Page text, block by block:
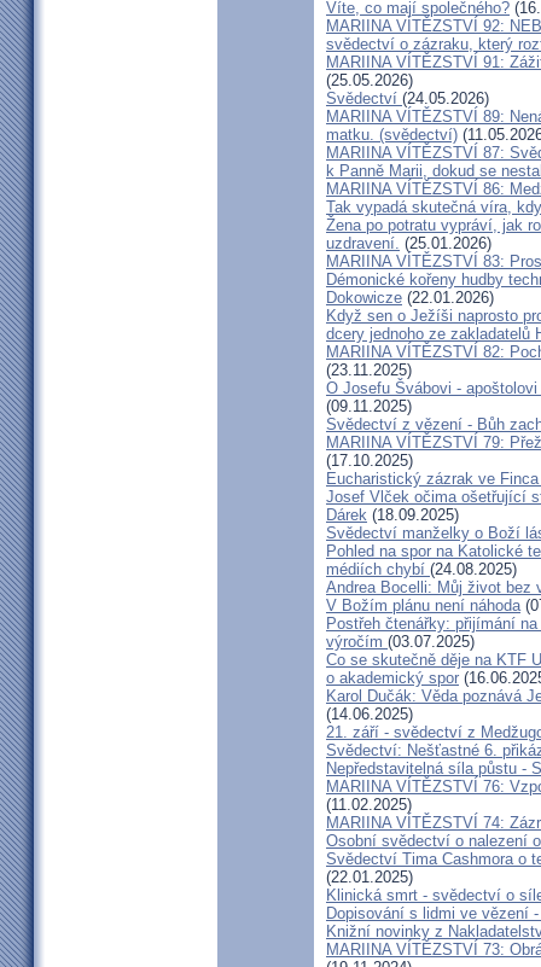
Víte, co mají společného?
MARIINA VÍTĚZSTVÍ 92:
svědectví o zázraku, který
MARIINA VÍTĚZSTVÍ 91:
(25.05.2026)
Svědectví (24.05.2026)
MARIINA VÍTĚZSTVÍ 89:
matku. (svědectví)
MARIINA VÍTĚZSTVÍ 87:
k Panně Marii, dokud se
MARIINA VÍTĚZSTVÍ 86:
Tak vypadá skutečná víra,
Žena po potratu vypráví, jak
uzdravení. (25.01.2026)
MARIINA VÍTĚZSTVÍ 83:
Démonické kořeny hudby
Dokowicze (22.01.2026)
Když sen o Ježíši naprosto
dcery jednoho ze zakladatelů
MARIINA VÍTĚZSTVÍ 82:
(23.11.2025)
O Josefu Švábovi -
(09.11.2025)
Svědectví z vězení - Bůh
MARIINA VÍTĚZSTVÍ 79:
(17.10.2025)
Eucharistický zázrak ve
Josef Vlček očima ošetřující
Dárek (18.09.2025)
Svědectví manželky o Boží
Pohled na spor na Katolické
médiích chybí (24.08.2025)
Andrea Bocelli: Můj život
V Božím plánu není náhoda
Postřeh čtenářky: přijímání
výročím (03.07.2025)
Co se skutečně děje na KTF
o akademický spor
Karol Dučák: Věda poznává
(14.06.2025)
21. září - svědectví z
Svědectví: Nešťastné 6.
Nepředstavitelná síla půstu -
MARIINA VÍTĚZSTVÍ 76:
(11.02.2025)
MARIINA VÍTĚZSTVÍ 74:
Osobní svědectví o nalezení
Svědectví Tima Cashmora o
(22.01.2025)
Klinická smrt - svědectví o
Dopisování s lidmi ve vězení
Knižní novinky z
MARIINA VÍTĚZSTVÍ 73: